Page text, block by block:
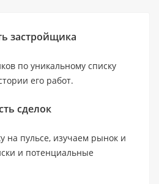
и может рассматриваться
проживания либо для
у специалиста.
студия с 1 ванной
застройщика
по уникальному списку
его работ.
сделок
на пульсе, изучаем рынок и
и потенциальные